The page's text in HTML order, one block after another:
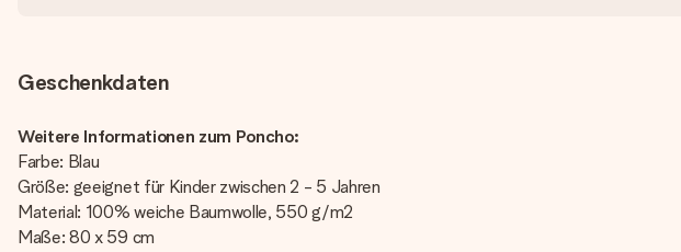
Geschenkdaten
Weitere Informationen zum Poncho:
Farbe: Blau
Größe: geeignet für Kinder zwischen 2 - 5 Jahren
Material: 100% weiche Baumwolle, 550 g/m2
Maße: 80 x 59 cm